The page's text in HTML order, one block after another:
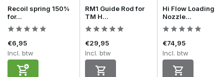
Recoil spring 150%
for...
€6,95
Incl. btw
RM1 Guide Rod for
TM H...
€29,95
Incl. btw
Hi Flow Loading
Nozzle...
€74,95
Incl. btw